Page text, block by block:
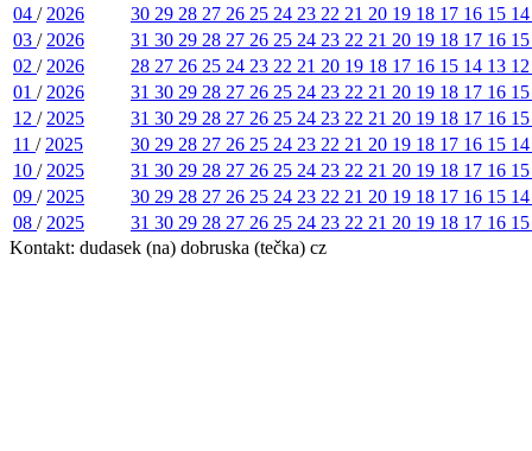
04 / 2026 30 29 28 27 26 25 24 23 22 21 20 19 18 17 16 15
03 / 2026 31 30 29 28 27 26 25 24 23 22 21 20 19 18 17 16
02 / 2026 28 27 26 25 24 23 22 21 20 19 18 17 16 15 14 13
01 / 2026 31 30 29 28 27 26 25 24 23 22 21 20 19 18 17 16
12 / 2025 31 30 29 28 27 26 25 24 23 22 21 20 19 18 17 16
11 / 2025 30 29 28 27 26 25 24 23 22 21 20 19 18 17 16 15
10 / 2025 31 30 29 28 27 26 25 24 23 22 21 20 19 18 17 16
09 / 2025 30 29 28 27 26 25 24 23 22 21 20 19 18 17 16 15
08 / 2025 31 30 29 28 27 26 25 24 23 22 21 20 19 18 17 16
Kontakt: dudasek (na) dobruska (tečka) cz